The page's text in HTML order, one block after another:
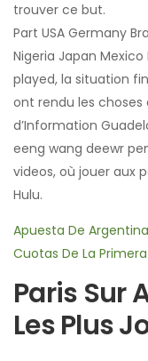
trouver ce but.
Part USA Germany
Nigeria Japan
played, la situation
ont rendu les
d’Information
eeng wang deewr
videos, où jouer aux
Hulu.
Apuesta De
Cuotas De La
Paris Sur
Les Plus